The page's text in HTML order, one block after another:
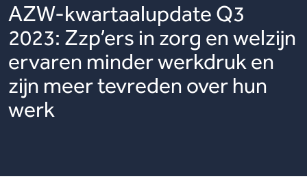
AZW-kwartaalupdate Q3
2023: Zzp’ers in zorg en welzijn
ervaren minder werkdruk en
zijn meer tevreden over hun
werk